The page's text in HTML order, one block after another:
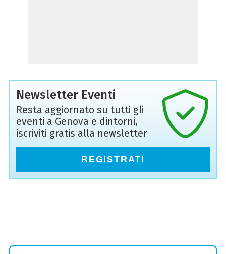
Newsletter Eventi
Resta aggiornato su tutti gli
eventi a Genova e dintorni,
iscriviti gratis alla newsletter
REGISTRATI